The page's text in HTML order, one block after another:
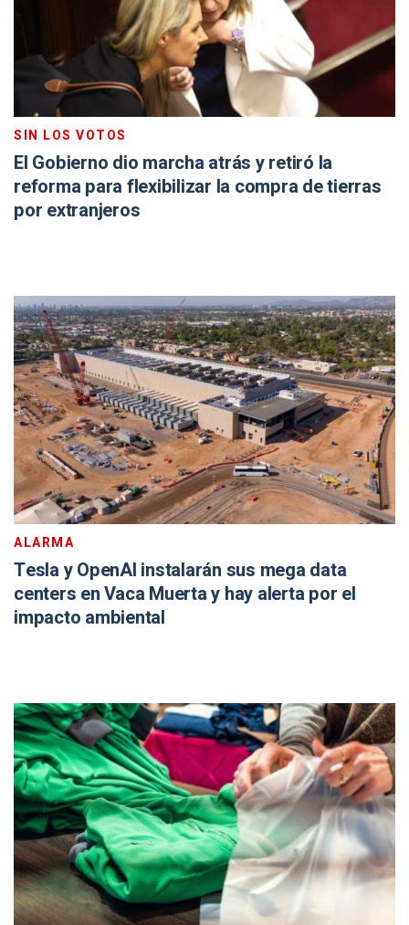
SIN LOS VOTOS
El Gobierno dio marcha atrás y retiró la
reforma para flexibilizar la compra de tierras
por extranjeros
ALARMA
Tesla y OpenAI instalarán sus mega data
centers en Vaca Muerta y hay alerta por el
impacto ambiental